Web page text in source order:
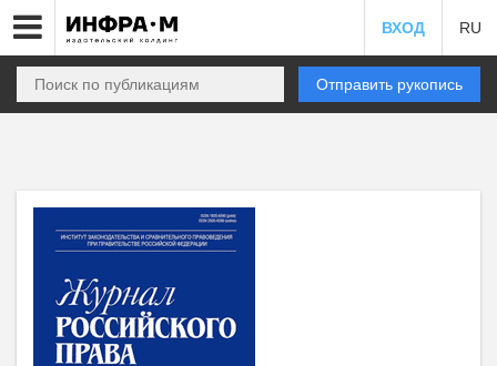
ВХОД RU
Отправить рукопись